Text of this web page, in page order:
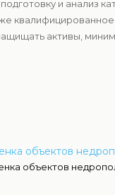
и анализ
квалифицированное
активы,
объектов
объектов